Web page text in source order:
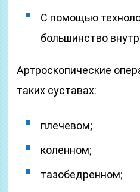
С помощью
большинство
Артроскопические
таких суставах:
плечевом;
коленном;
тазобедренном;